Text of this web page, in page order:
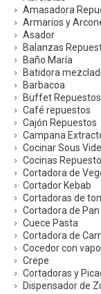
Amasadora
Armarios y
Asador
Balanzas
Baño María
Batidora
Barbacoa
Buffet Repuestos
Café repuestos
Cajón Repuestos
Campana
Cocinar Sous Vide
Cocinas
Cortadora de
Cortador Kebab
Cortadoras de
Cortadora de Pan
Cuece Pasta
Cortadora de
Cocedor con
Crepe
Cortadoras y
Dispensador de